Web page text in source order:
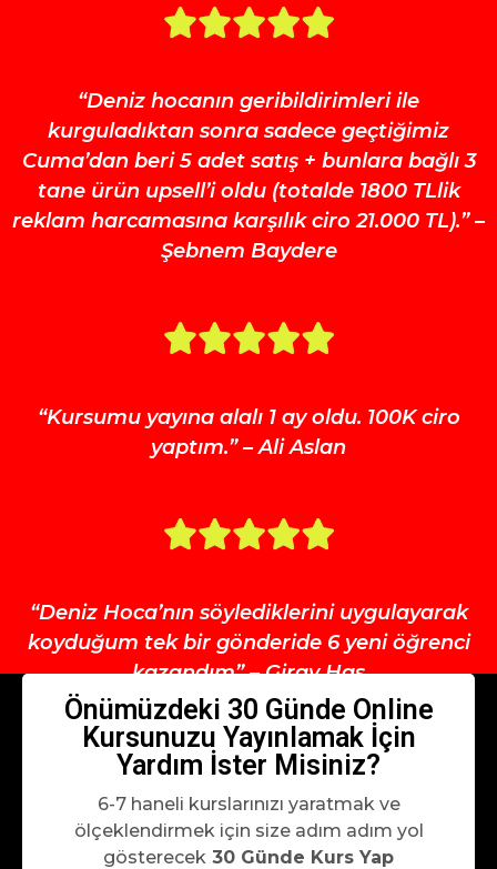
“Deniz hocanın geribildirimleri ile
kurguladıktan sonra sadece geçtiğimiz
Cuma’dan beri 5 adet satış + bunlara bağlı 3
tane ürün upsell’i oldu (totalde 1800 TLlik
reklam harcamasına karşılık ciro 21.000 TL).”–
Şebnem Baydere
“Kursumu yayına alalı 1 ay oldu. 100K ciro
yaptım.” – Ali Aslan
“Deniz Hoca’nın söylediklerini uygulayarak
koyduğum tek bir gönderide 6 yeni öğrenci
kazandım”– Giray Has
Önümüzdeki 30 Günde Online
Kursunuzu Yayınlamak İçin
Yardım İster Misiniz?
6-7 haneli kurslarınızı yaratmak ve
ölçeklendirmek için size adım adım yol
gösterecek 30 Günde Kurs Yap